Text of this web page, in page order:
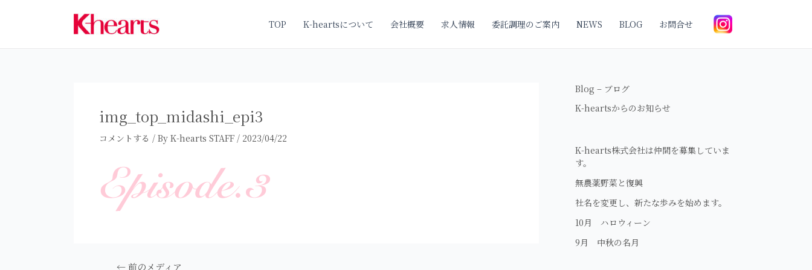
TOP K-heartsについて 会社概要 求人情報 委託調理のご案内 NEWS BLOG お問合せ
img_top_midashi_epi3
コメントする / By K-hearts STAFF / 2023/04/22
←前のメディア
Blog – ブログ
K-heartsからのお知らせ
K-hearts株式会社は仲間を募集していま
す。
無農薬野菜と復興
社名を変更し、新たな歩みを始めます。
10月 ハロウィーン
9月 中秋の名月